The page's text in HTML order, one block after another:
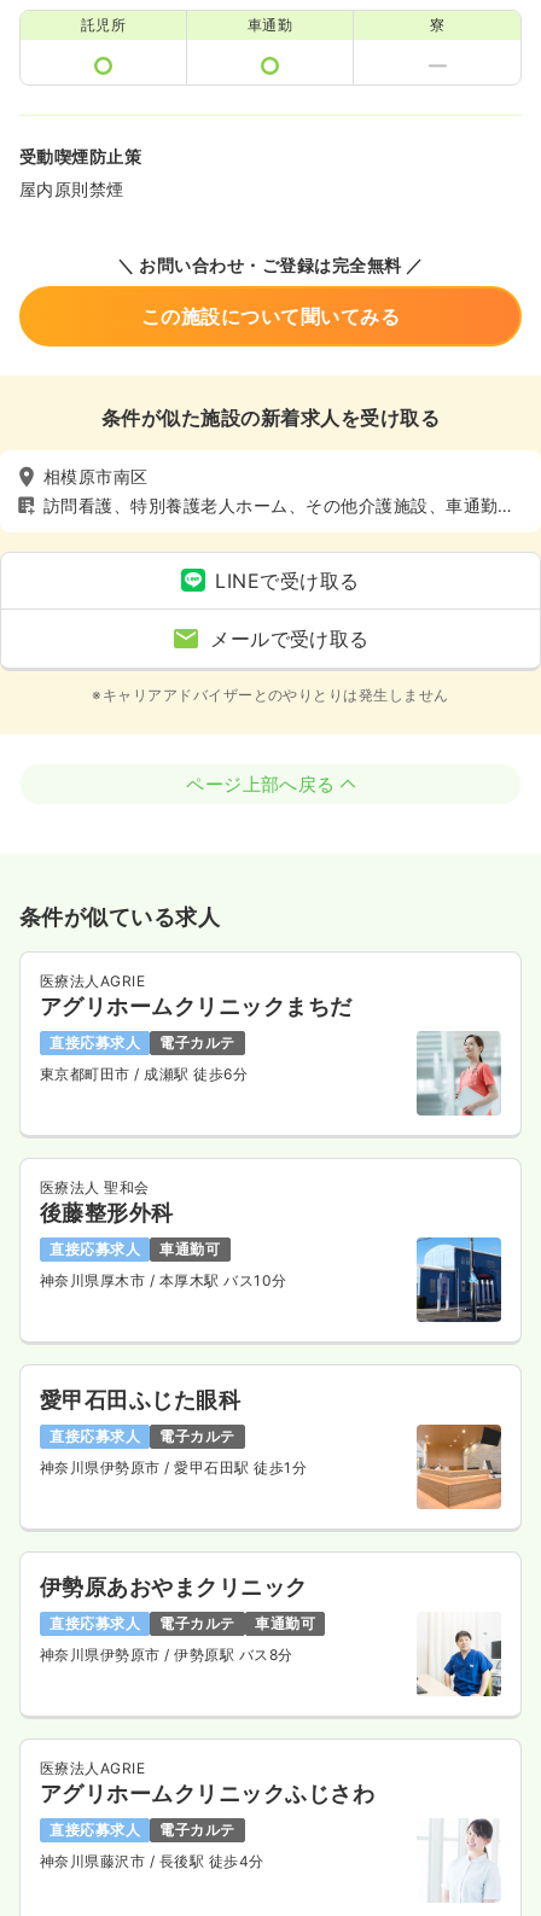
託児所 車通勤 寮
受動喫煙防止策
屋内原則禁煙
＼ お問い合わせ・ご登録は完全無料 ／
この施設について聞いてみる
条件が似た施設の新着求人を受け取る
相模原市南区
訪問看護、特別養護老人ホーム、その他介護施設、車通勤可
（駐車場有）、託児所あり
LINEで受け取る
メールで受け取る
※キャリアアドバイザーとのやりとりは発生しません
ページ上部へ戻る
条件が似ている求人
医療法人AGRIE
アグリホームクリニックまちだ
直接応募求人
電子カルテ
東京都町田市 / 成瀬駅 徒歩6分
医療法人 聖和会
後藤整形外科
直接応募求人
車通勤可
神奈川県厚木市 / 本厚木駅 バス10分
愛甲石田ふじた眼科
直接応募求人
電子カルテ
神奈川県伊勢原市 / 愛甲石田駅 徒歩1分
伊勢原あおやまクリニック
直接応募求人 電子カルテ
車通勤可
神奈川県伊勢原市 / 伊勢原駅 バス8分
医療法人AGRIE
アグリホームクリニックふじさわ
直接応募求人
電子カルテ
神奈川県藤沢市 / 長後駅 徒歩4分